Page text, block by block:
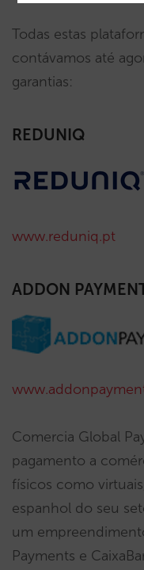
Todas estas
contávamos até
garantias:
REDUNIQ
www.reduniq.pt
ADDON
Comercia Global
pagamento a
físicos como
espanhol do seu
um
Payments e